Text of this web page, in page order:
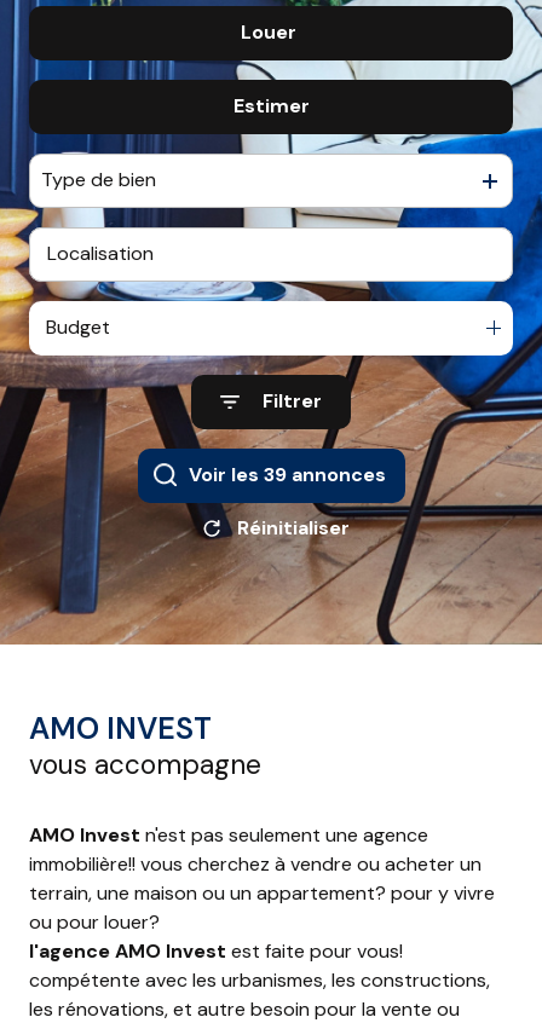
De l'immo pro
Louer
De l'immo pro
Estimer
Type de bien
Budget
Filtrer
Voir les 39annonces
Réinitialiser
AMO INVEST
vous accompagne
AMO Invest n'est pas seulement une agence
immobilière!! vous cherchez à vendre ou acheter un
terrain, une maison ou un appartement? pour y vivre
ou pour louer?
l'agence AMO Invest est faite pour vous!
compétente avec les urbanismes, les constructions,
les rénovations, et autre besoin pour la vente ou